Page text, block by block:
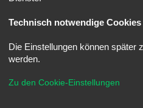
Technisch notwendige
Die Einstellungen können später
werden.
Zu den Cookie-Einstellungen